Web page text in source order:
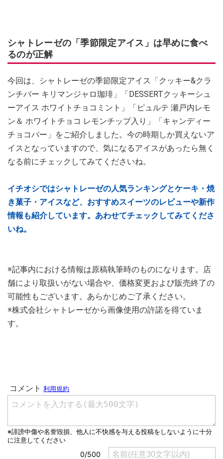
シャトレーゼの「季節限定アイス」は早めに食べ
るのが正解
今回は、シャトレーゼの季節限定アイス「クッキー&クラ
ンチバー キリマンジャロ珈琲」「DESSERTクッキーシュ
ーアイス ホワイトチョコミント」「ピュルテ 瀬戸内レモ
ン＆ ホワイトチョコ レモンチップ入り」「キャンディー
チョコバー」をご紹介しました。今の時期しか買えないア
イスとなっていますので、気になるアイスがあったら無く
なる前にチェックしてみてくださいね。
イチオシではシャトレーゼの人気ランキングとケーキ・焼
き菓子・アイスなど、おすすめスイーツのレビューや新作
情報も紹介しています。あわせてチェックしてみてくださ
いね。
※記事内における情報は原稿執筆時のものになります。店
舗により取扱いがない場合や、価格変更および販売終了の
可能性もございます。あらかじめご了承ください。
※株式会社シャトレーゼから画像使用の許諾を得ていま
す。